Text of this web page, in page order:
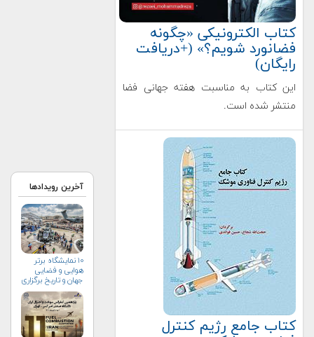
کتاب الکترونیکی «چگونه
فضانورد شویم؟» (+دریافت
رایگان)
این کتاب به مناسبت هفته جهانی فضا
منتشر شده است.
کتاب جامع رژیم کنترل
آخرین رویدادها
۱۰ نمایشگاه برتر
هوایی و فضایی
جهان و تاریخ برگزاری
آن‌ها